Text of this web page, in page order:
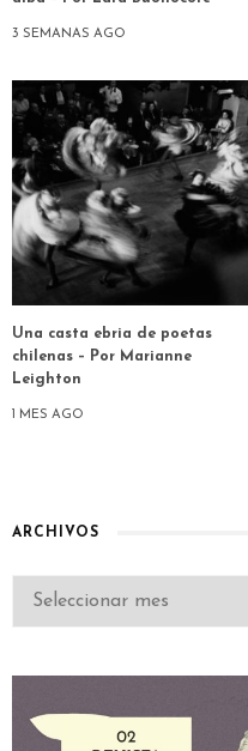
3 SEMANAS AGO
Una casta ebria de poetas
chilenas – Por Marianne
Leighton
1 MES AGO
ARCHIVOS